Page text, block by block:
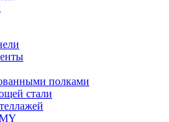
полками
стали